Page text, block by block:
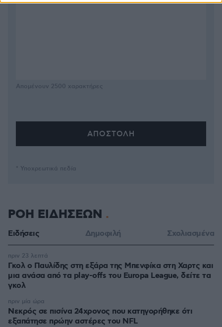
Απομένουν 2500 χαρακτήρες
* Υποχρεωτικά πεδία
ΡΟΗ ΕΙΔΗΣΕΩΝ
Ειδήσεις Δημοφιλή Σχολιασμένα
Γκολ ο Παυλίδης στη εξάρα της Μπενφίκα στη Χαρτς και
μια ανάσα από τα play-offs του Europa League, δείτε τα
γκολ
πριν 23 λεπτά
Νεκρός σε πισίνα 24χρονος που κατηγορήθηκε ότι
εξαπάτησε πρώην αστέρες του NFL
πριν μία ώρα